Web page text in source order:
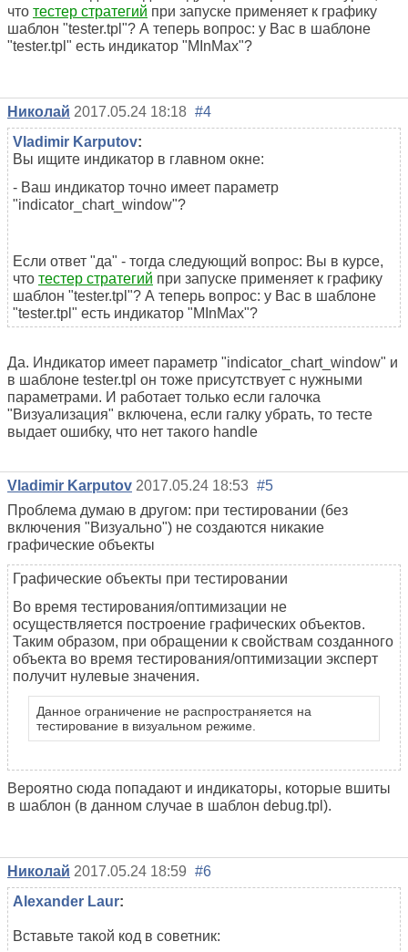
что тестер стратегий при запуске применяет к графику
шаблон "tester.tpl"? А теперь вопрос: у Вас в шаблоне
"tester.tpl" есть индикатор "MInMax"?
Николай 2017.05.24 18:18 #4
Vladimir Karputov:
Вы ищите индикатор в главном окне:
- Ваш индикатор точно имеет параметр
"indicator_chart_window"?
Если ответ "да" - тогда следующий вопрос: Вы в курсе,
что тестер стратегий при запуске применяет к графику
шаблон "tester.tpl"? А теперь вопрос: у Вас в шаблоне
"tester.tpl" есть индикатор "MInMax"?
Да. Индикатор имеет параметр "indicator_chart_window" и
в шаблоне tester.tpl он тоже присутствует с нужными
параметрами. И работает только если галочка
"Визуализация" включена, если галку убрать, то тесте
выдает ошибку, что нет такого handle
Vladimir Karputov 2017.05.24 18:53 #5
Проблема думаю в другом: при тестировании (без
включения "Визуально") не создаются никакие
графические объекты
Графические объекты при тестировании
Во время тестирования/оптимизации не
осуществляется построение графических объектов.
Таким образом, при обращении к свойствам созданного
объекта во время тестирования/оптимизации эксперт
получит нулевые значения.
Данное ограничение не распространяется на
тестирование в визуальном режиме.
Вероятно сюда попадают и индикаторы, которые вшиты
в шаблон (в данном случае в шаблон debug.tpl).
Николай 2017.05.24 18:59 #6
Alexander Laur:
Вставьте такой код в советник: